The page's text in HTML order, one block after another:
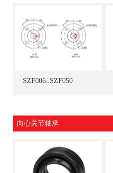
SZF006..SZF050
向心关节轴承